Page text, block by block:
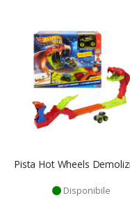
Disponibile